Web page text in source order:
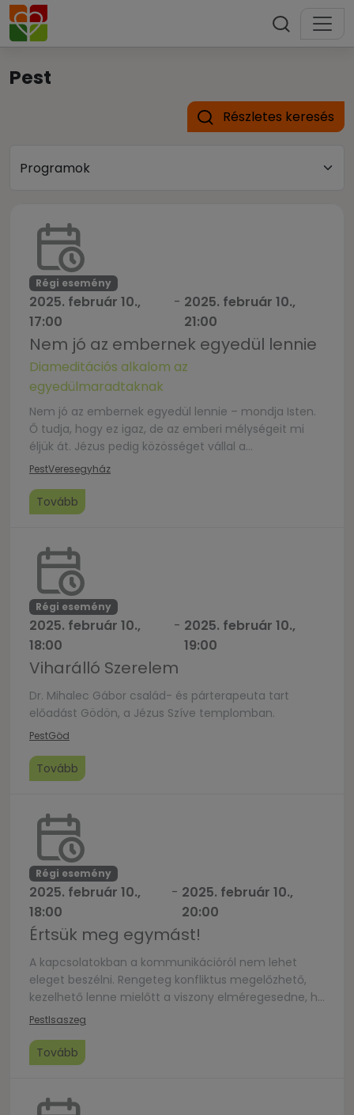
Pest
Részletes keresés
Régi esemény
2025. február 10.,
17:00
- 2025. február 10.,
21:00
Nem jó az embernek egyedül lennie
Diameditációs alkalom az
egyedülmaradtaknak
Nem jó az embernek egyedül lennie – mondja Isten.
Ő tudja, hogy ez igaz, de az emberi mélységeit mi
éljük át. Jézus pedig közösséget vállal a
mélységeinkkel. Négy gondolatkörben nyugalmas
elcsendesedésre Házasság Hetén az
egyedülmaradtakat. A megadott időszakban
azokat, akik valaha […]
PestVeresegyház
Tovább
Régi esemény
2025. február 10.,
18:00
- 2025. február 10.,
19:00
Viharálló Szerelem
Dr. Mihalec Gábor család- és párterapeuta tart
előadást Gödön, a Jézus Szíve templomban.
PestGöd
Tovább
Régi esemény
2025. február 10.,
18:00
- 2025. február 10.,
20:00
Értsük meg egymást!
A kapcsolatokban a kommunikációról nem lehet
eleget beszélni. Rengeteg konfliktus megelőzhető,
kezelhető lenne mielőtt a viszony elméregesedne, ha
egymás megértésére időt szánnánk.
PestIsaszeg
Tovább